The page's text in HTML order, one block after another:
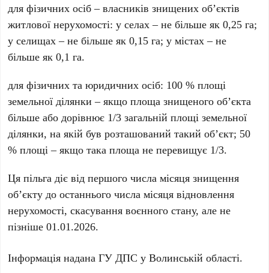
для фізичних осіб – власників знищених об’єктів
житлової нерухомості: у селах – не більше як 0,25 га;
у селищах – не більше як 0,15 га; у містах – не
більше як 0,1 га.
для фізичних та юридичних осіб: 100 % площі
земельної ділянки – якщо площа знищеного об’єкта
більше або дорівнює 1/3 загальній площі земельної
ділянки, на якій був розташований такий об’єкт; 50
% площі – якщо така площа не перевищує 1/3.
Ця пільга діє від першого числа місяця знищення
об’єкту до останнього числа місяця відновлення
нерухомості, скасування воєнного стану, але не
пізніше 01.01.2026.
Інформація надана ГУ ДПС у Волинській області.